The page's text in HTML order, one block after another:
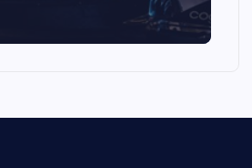
3月 14, 2026